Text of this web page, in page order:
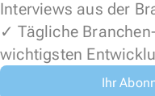
Interviews aus der
✓ Tägliche
wichtigsten
Ihr